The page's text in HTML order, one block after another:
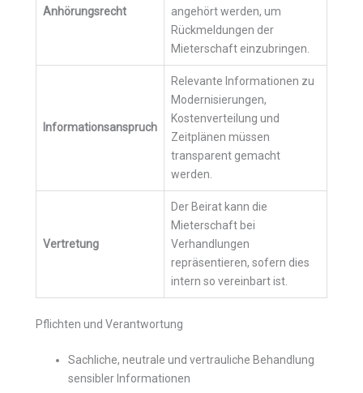
Anhörungsrecht
angehört werden, um
Rückmeldungen der
Mieterschaft einzubringen.
Informationsanspruch
Relevante Informationen zu
Modernisierungen,
Kostenverteilung und
Zeitplänen müssen
transparent gemacht
werden.
Vertretung
Der Beirat kann die
Mieterschaft bei
Verhandlungen
repräsentieren, sofern dies
intern so vereinbart ist.
Pflichten und Verantwortung
Sachliche, neutrale und vertrauliche Behandlung
sensibler Informationen